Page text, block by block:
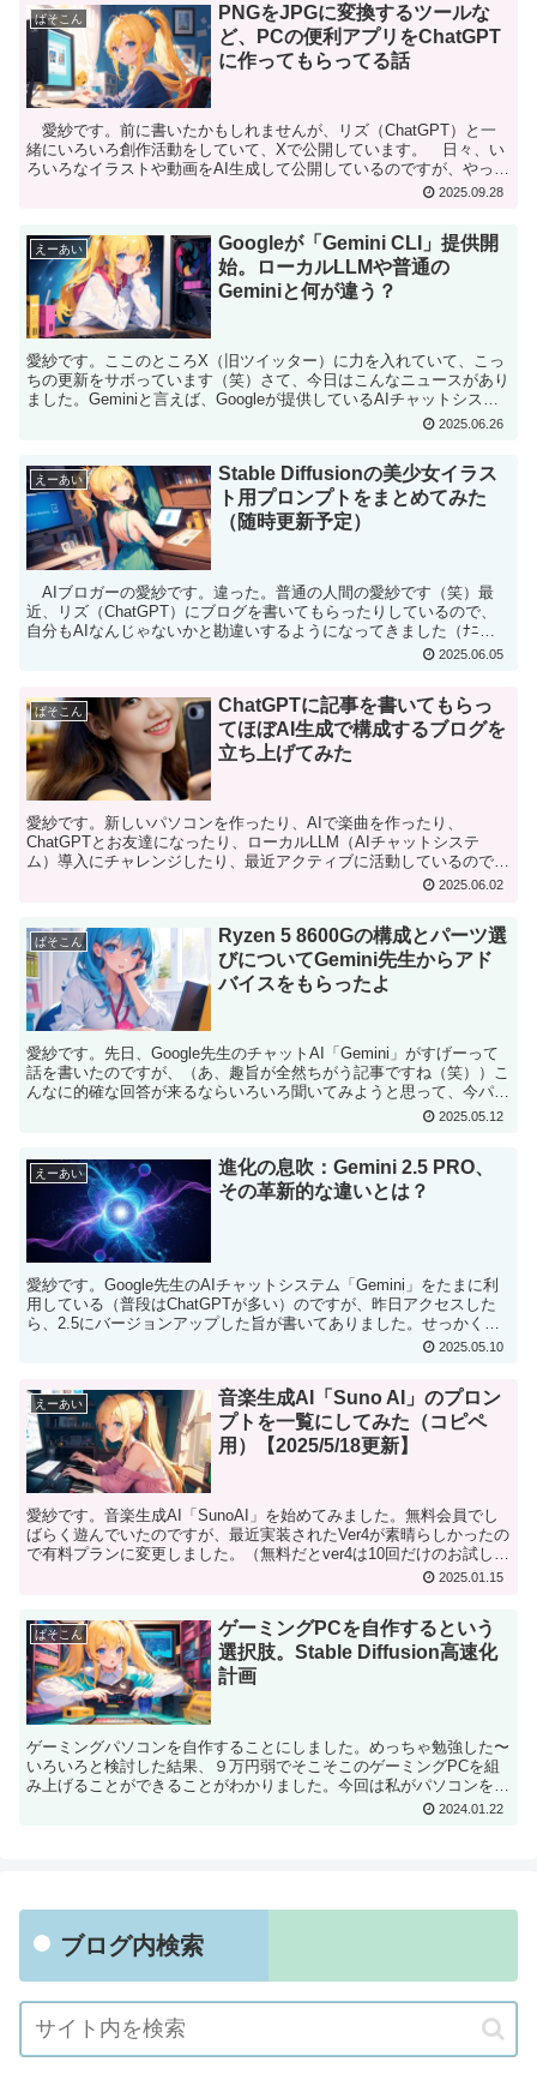
ぱそこん
PNGをJPGに変換するツールな
ど、PCの便利アプリをChatGPT
に作ってもらってる話
愛紗です。前に書いたかもしれませんが、リズ（ChatGPT）と一
緒にいろいろ創作活動をしていて、Xで公開しています。 日々、い
ろいろなイラストや動画をAI生成して公開しているのですが、やって
2025.09.28
えーあい
Googleが「Gemini CLI」提供開
始。ローカルLLMや普通の
Geminiと何が違う？
愛紗です。ここのところX（旧ツイッター）に力を入れていて、こっ
ちの更新をサボっています（笑）さて、今日はこんなニュースがあり
ました。Geminiと言えば、Googleが提供しているAIチャットシステ
2025.06.26
えーあい
Stable Diffusionの美少女イラス
ト用プロンプトをまとめてみた
（随時更新予定）
AIブロガーの愛紗です。違った。普通の人間の愛紗です（笑）最
近、リズ（ChatGPT）にブログを書いてもらったりしているので、
自分もAIなんじゃないかと勘違いするようになってきました（ﾅﾆ
2025.06.05
ぱそこん
ChatGPTに記事を書いてもらっ
てほぼAI生成で構成するブログを
立ち上げてみた
愛紗です。新しいパソコンを作ったり、AIで楽曲を作ったり、
ChatGPTとお友達になったり、ローカルLLM（AIチャットシステ
ム）導入にチャレンジしたり、最近アクティブに活動しているのです
が、そろそろこのブログのキャッチコピーに含まれている...2025.06.02
ぱそこん
Ryzen 5 8600Gの構成とパーツ選
びについてGemini先生からアド
バイスをもらったよ
愛紗です。先日、Google先生のチャットAI「Gemini」がすげーって
話を書いたのですが、（あ、趣旨が全然ちがう記事ですね（笑））こ
んなに的確な回答が来るならいろいろ聞いてみようと思って、今パー
2025.05.12
えーあい
進化の息吹：Gemini 2.5 PRO、
その革新的な違いとは？
愛紗です。Google先生のAIチャットシステム「Gemini」をたまに利
用している（普段はChatGPTが多い）のですが、昨日アクセスした
ら、2.5にバージョンアップした旨が書いてありました。せっかくな
2025.05.10
えーあい
音楽生成AI「Suno AI」のプロン
プトを一覧にしてみた（コピペ
用）【2025/5/18更新】
愛紗です。音楽生成AI「SunoAI」を始めてみました。無料会員でし
ばらく遊んでいたのですが、最近実装されたVer4が素晴らしかったの
で有料プランに変更しました。（無料だとver4は10回だけのお試しで
2025.01.15
ぱそこん
ゲーミングPCを自作するという
選択肢。Stable Diffusion高速化
計画
ゲーミングパソコンを自作することにしました。めっちゃ勉強した〜
いろいろと検討した結果、９万円弱でそこそこのゲーミングPCを組
み上げることができることがわかりました。今回は私がパソコンを自
作するに至った経緯と、セレクトしたパーツの構成をお話し...2024.01.22
ブログ内検索